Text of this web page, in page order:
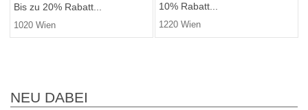
Bis zu 20% Rabatt...
1020 Wien
10% Rabatt...
1220 Wien
NEU DABEI